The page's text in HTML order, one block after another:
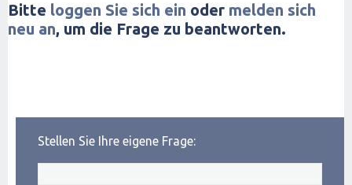
Bitte loggen Sie sich ein oder melden sich
neu an, um die Frage zu beantworten.
Stellen Sie Ihre eigene Frage: